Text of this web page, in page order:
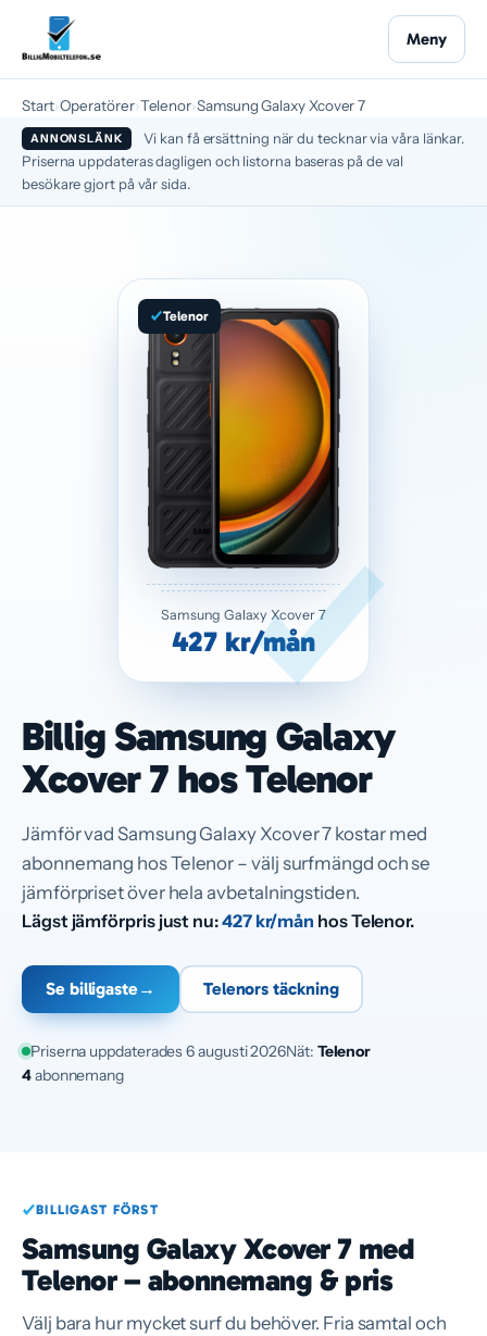
Meny
Start›Operatörer›Telenor›Samsung Galaxy Xcover 7
ANNONSLÄNK
Vi kan få ersättning när du tecknar via våra länkar.
Priserna uppdateras dagligen och listorna baseras på de val
besökare gjort på vår sida.
Billig Samsung Galaxy
Xcover 7 hos Telenor
Jämför vad Samsung Galaxy Xcover 7 kostar med
abonnemang hos Telenor – välj surfmängd och se
jämförpriset över hela avbetalningstiden.
Lägst jämförpris just nu:427 kr/mån hos Telenor.
Se billigaste→ Telenors täckning
Priserna uppdaterades 6 augusti 2026Nät: Telenor
4abonnemang
Telenor
Samsung Galaxy Xcover 7
427 kr/mån
BILLIGAST FÖRST
Samsung Galaxy Xcover 7 med
Telenor – abonnemang & pris
Välj bara hur mycket surf du behöver. Fria samtal och